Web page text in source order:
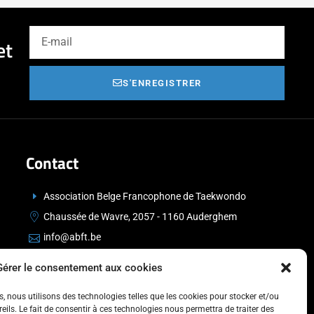
le consentement aux cookies
nous utilisons des technologies telles que les cookies pour stocker et/ou
Le fait de consentir à ces technologies nous permettra de traiter des
S'ENREGISTRER
Contact
Association Belge Francophone de Taekwondo
Chaussée de Wavre, 2057 - 1160 Auderghem
info@abft.be